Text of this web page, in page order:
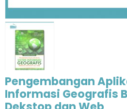
Pengembangan
Informasi Geografis